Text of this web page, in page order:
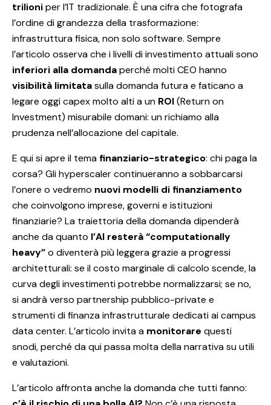
trilioniper l’IT tradizionale. È una cifra che fotografa
l’ordine di grandezza della trasformazione:
infrastruttura fisica, non solo software. Sempre
l’articolo osserva che i livelli di investimento attuali sono
inferiori alla domandaperché molti CEO hanno
visibilità limitatasulla domanda futura e faticano a
legare oggi capex molto alti a un ROI(Return on
Investment) misurabile domani: un richiamo alla
prudenza nell’allocazione del capitale.
E qui si apre il tema finanziario-strategico: chi paga la
corsa? Gli hyperscaler continueranno a sobbarcarsi
l’onere o vedremo nuovi modelli di finanziamento
che coinvolgono imprese, governi e istituzioni
finanziarie? La traiettoria della domanda dipenderà
anche da quanto l’AI resterà “computationally
heavy”o diventerà più leggera grazie a progressi
architetturali: se il costo marginale di calcolo scende, la
curva degli investimenti potrebbe normalizzarsi; se no,
si andrà verso partnership pubblico-private e
strumenti di finanza infrastrutturale dedicati ai campus
data center. L’articolo invita a monitorare questi
snodi, perché da qui passa molta della narrativa su utili
e valutazioni.
L’articolo affronta anche la domanda che tutti fanno: